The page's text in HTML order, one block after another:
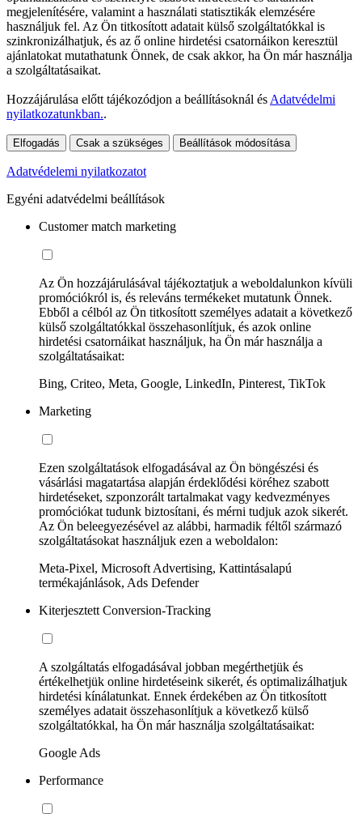
megjelenítésére, valamint a használati statisztikák elemzésére
használjuk fel. Az Ön titkosított adatait külső szolgáltatókkal is
szinkronizálhatjuk, és az ő online hirdetési csatornáikon keresztül
ajánlatokat mutathatunk Önnek, de csak akkor, ha Ön már használja
a szolgáltatásaikat.
Hozzájárulása előtt tájékozódjon a beállításoknál és Adatvédelmi
nyilatkozatunkban..
Elfogadás Csak a szükséges Beállítások módosítása
Adatvédelemi nyilatkozatot
Egyéni adatvédelmi beállítások
Customer match marketing
Az Ön hozzájárulásával tájékoztatjuk a weboldalunkon kívüli
promóciókról is, és releváns termékeket mutatunk Önnek.
Ebből a célból az Ön titkosított személyes adatait a következő
külső szolgáltatókkal összehasonlítjuk, és azok online
hirdetési csatornáikat használjuk, ha Ön már használja a
szolgáltatásaikat:
Bing, Criteo, Meta, Google, LinkedIn, Pinterest, TikTok
Marketing
Ezen szolgáltatások elfogadásával az Ön böngészési és
vásárlási magatartása alapján érdeklődési köréhez szabott
hirdetéseket, szponzorált tartalmakat vagy kedvezményes
promóciókat tudunk biztosítani, és mérni tudjuk azok sikerét.
Az Ön beleegyezésével az alábbi, harmadik féltől származó
szolgáltatásokat használjuk ezen a weboldalon:
Meta-Pixel, Microsoft Advertising, Kattintásalapú
termékajánlások, Ads Defender
Kiterjesztett Conversion-Tracking
A szolgáltatás elfogadásával jobban megérthetjük és
értékelhetjük online hirdetéseink sikerét, és optimalizálhatjuk
hirdetési kínálatunkat. Ennek érdekében az Ön titkosított
személyes adatait összehasonlítjuk a következő külső
szolgáltatókkal, ha Ön már használja szolgáltatásaikat:
Google Ads
Performance